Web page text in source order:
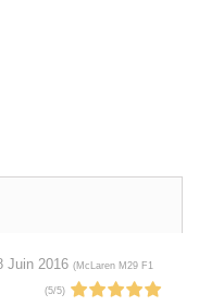
Juin 2016 (McLaren M29 F1
(5/5)